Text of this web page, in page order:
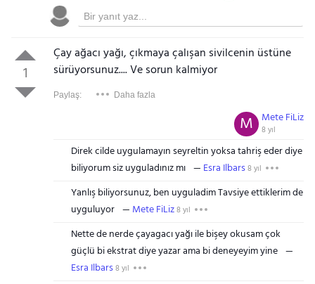
1
Çay ağacı yağı, çıkmaya çalışan sivilcenin üstüne
sürüyorsunuz.... Ve sorun kalmiyor
Paylaş: Daha fazla
Mete FiLiz
8 yıl
M
Direk cilde uygulamayın seyreltin yoksa tahriş eder diye
biliyorum siz uyguladınız mı
Esra Ilbars8 yıl
Yanlış biliyorsunuz, ben uyguladim Tavsiye ettiklerim de
uyguluyor
Mete FiLiz8 yıl
Nette de nerde çayagacı yağı ile bişey okusam çok
güçlü bi ekstrat diye yazar ama bi deneyeyim yine
Esra Ilbars8 yıl